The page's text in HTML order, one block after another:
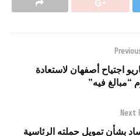
اجتياح أصفهان لاستعادة
“مبالغ فيه”
Next
بشأن تمويل حملته الرئاسية